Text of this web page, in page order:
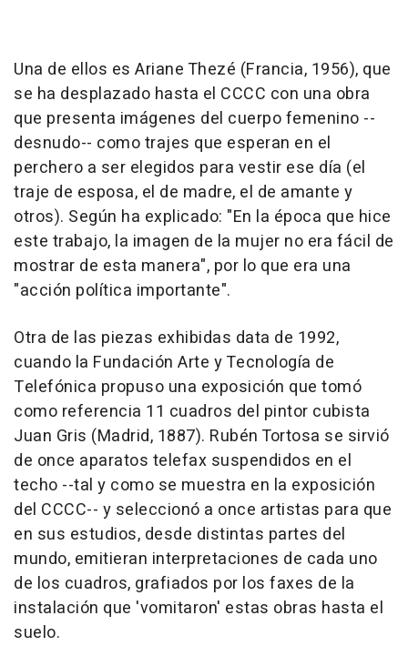
Una de ellos es Ariane Thezé (Francia, 1956), que
se ha desplazado hasta el CCCC con una obra
que presenta imágenes del cuerpo femenino --
desnudo-- como trajes que esperan en el
perchero a ser elegidos para vestir ese día (el
traje de esposa, el de madre, el de amante y
otros). Según ha explicado: "En la época que hice
este trabajo, la imagen de la mujer no era fácil de
mostrar de esta manera", por lo que era una
"acción política importante".
Otra de las piezas exhibidas data de 1992,
cuando la Fundación Arte y Tecnología de
Telefónica propuso una exposición que tomó
como referencia 11 cuadros del pintor cubista
Juan Gris (Madrid, 1887). Rubén Tortosa se sirvió
de once aparatos telefax suspendidos en el
techo --tal y como se muestra en la exposición
del CCCC-- y seleccionó a once artistas para que
en sus estudios, desde distintas partes del
mundo, emitieran interpretaciones de cada uno
de los cuadros, grafiados por los faxes de la
instalación que 'vomitaron' estas obras hasta el
suelo.